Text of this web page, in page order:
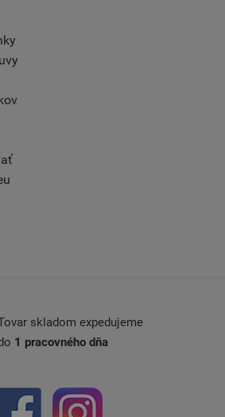
skladom expedujeme
1 pracovného dňa